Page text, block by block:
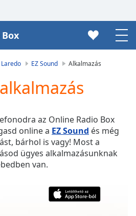
Laredo EZ Sound Alkalmazás
az Online Radio Box
online a EZ Sound és még
bárhol is vagy! Most a
ügyes alkalmazásunknak
van.